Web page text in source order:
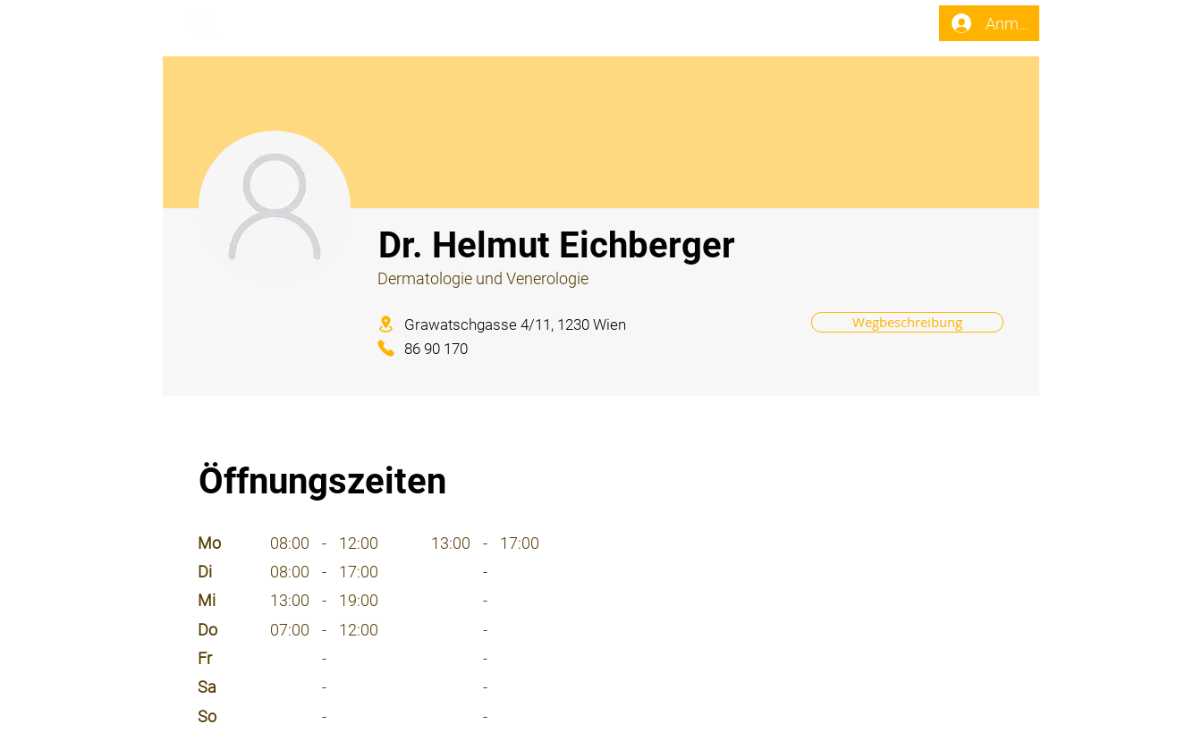
Anmelden
Dr. Helmut Eichberger
Dermatologie und Venerologie
Wegbeschreibung
Grawatschgasse 4/11, 1230 Wien
86 90 170
Öffnungszeiten
Mo
08:00 - 12:00 13:00 -
17:00
Di
08:00 - 17:00
-
Mi
13:00 - 19:00
-
Do
07:00 - 12:00
-
Fr
-
-
Sa
-
-
So
- -